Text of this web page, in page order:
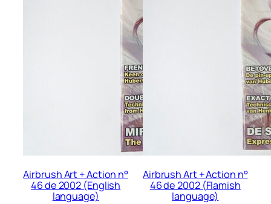
Airbrush Art + Action n°
46 de 2002 (English
language)
Airbrush Art + Action n°
46 de 2002 (Flamish
language)